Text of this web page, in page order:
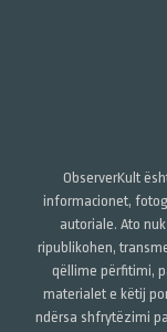
ObserverKult
informacionet,
autoriale. Ato
ripublikohen,
qëllime përfitimi,
materialet e këtij
ndërsa shfrytëzimi